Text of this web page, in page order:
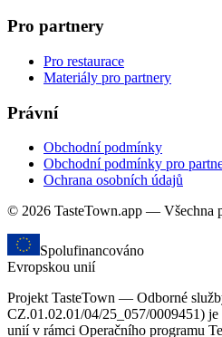
Pro partnery
Pro restaurace
Materiály pro partnery
Právní
Obchodní podmínky
Obchodní podmínky pro
Ochrana osobních údajů
© 2026 TasteTown.app — Všechna
Spolufinancováno
Evropskou unií
Projekt TasteTown — Odborné
CZ.01.02.01/04/25_057/0009451)
unií v rámci Operačního programu